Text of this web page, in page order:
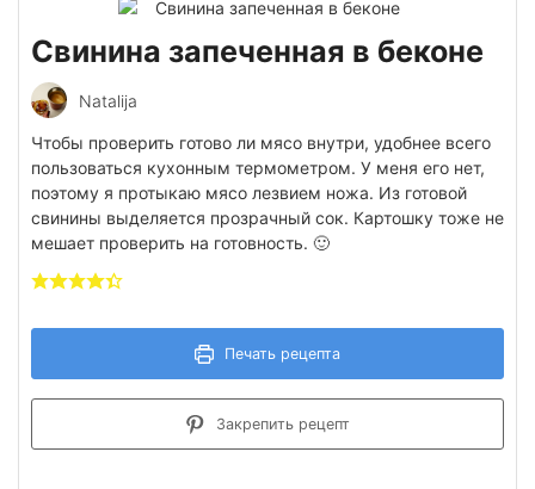
Свинина запеченная в беконе
Natalija
Чтобы проверить готово ли мясо внутри, удобнее всего
пользоваться кухонным термометром. У меня его нет,
поэтому я протыкаю мясо лезвием ножа. Из готовой
свинины выделяется прозрачный сок. Картошку тоже не
мешает проверить на готовность. 🙂
Печать рецепта
Закрепить рецепт